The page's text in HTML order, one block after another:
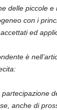
delle piccole e
con i
ed
è
anche di